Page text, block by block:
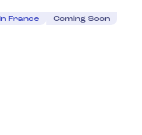
France Coming Soon